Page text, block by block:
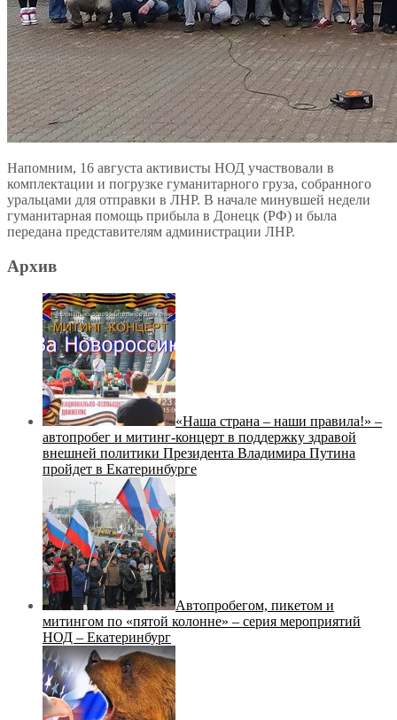
Напомним, 16 августа активисты НОД участвовали в
комплектации и погрузке гуманитарного груза, собранного
уральцами для отправки в ЛНР. В начале минувшей недели
гуманитарная помощь прибыла в Донецк (РФ) и была
передана представителям администрации ЛНР.
Архив
«Наша страна – наши правила!» –
автопробег и митинг-концерт в поддержку здравой
внешней политики Президента Владимира Путина
пройдет в Екатеринбурге
Автопробегом, пикетом и
митингом по «пятой колонне» – серия мероприятий
НОД – Екатеринбург